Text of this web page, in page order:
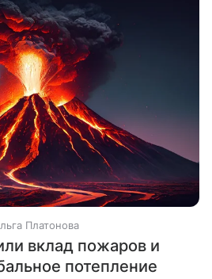
Платонова
вклад пожаров и
потепление